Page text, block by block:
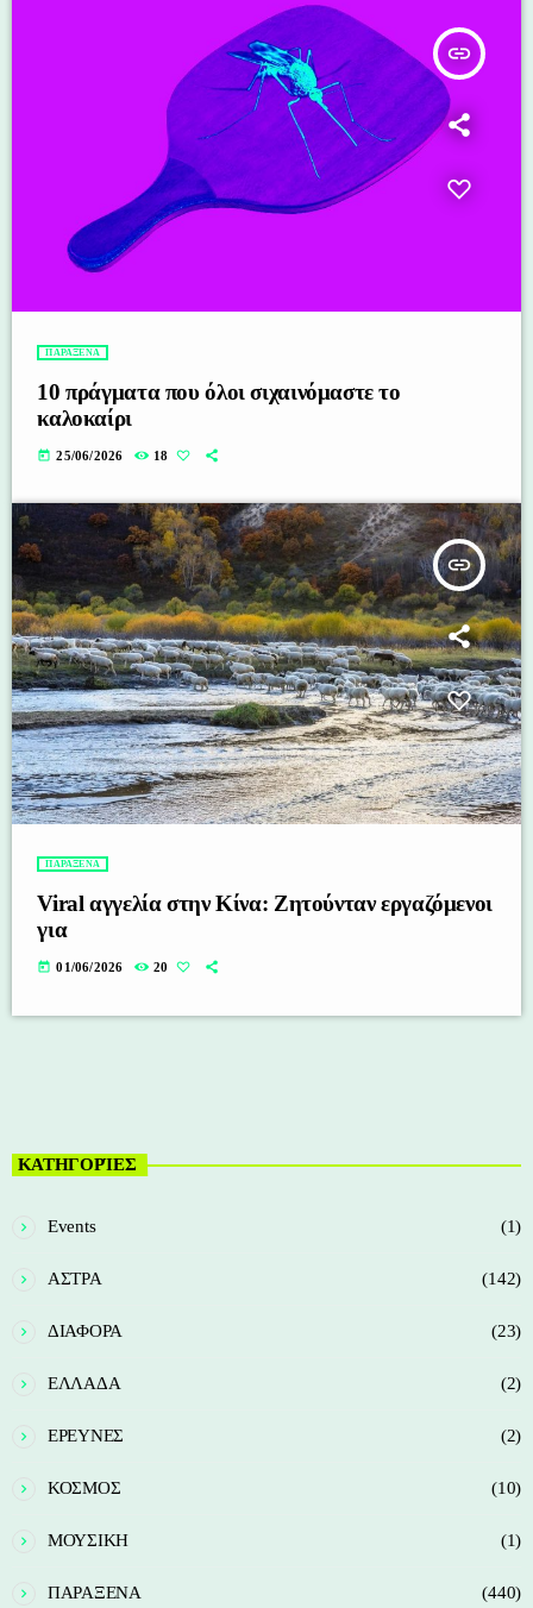
insert_link
ΠΑΡΑΞΕΝΑ
10 πράγματα που όλοι σιχαινόμαστε το
καλοκαίρι
today 25/06/2026 18
insert_link
ΠΑΡΑΞΕΝΑ
Viral αγγελία στην Κίνα: Ζητούνταν εργαζόμενοι
για
today 01/06/2026 20
ΚΑΤΗΓΟΡΊΕΣ
Events (1)
ΑΣΤΡΑ (142)
ΔΙΑΦΟΡΑ (23)
ΕΛΛΑΔΑ (2)
ΕΡΕΥΝΕΣ (2)
ΚΟΣΜΟΣ (10)
ΜΟΥΣΙΚΗ (1)
ΠΑΡΑΞΕΝΑ (440)